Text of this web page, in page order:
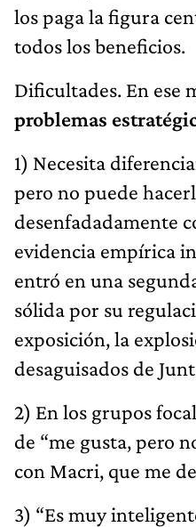
los paga la figura
todos los beneficios.
Dificultades. En ese
problemas
1) Necesita
pero no puede
desenfadadamente
evidencia empírica
entró en una
sólida por su
exposición, la
desaguisados de
2) En los grupos
de “me gusta, pero
con Macri, que me
3) “Es muy